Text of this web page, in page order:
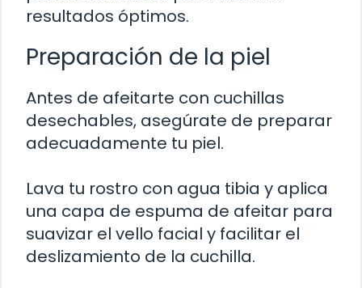
resultados óptimos.
Preparación de la piel
Antes de afeitarte con cuchillas
desechables, asegúrate de preparar
adecuadamente tu piel.
Lava tu rostro con agua tibia y aplica
una capa de espuma de afeitar para
suavizar el vello facial y facilitar el
deslizamiento de la cuchilla.